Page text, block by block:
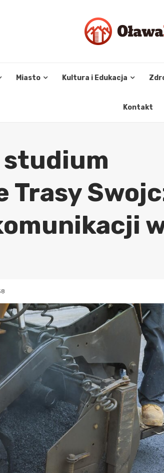
Miasto Kultura i Edukacja
Kontakt
Trasy